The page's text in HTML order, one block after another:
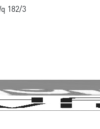
182/3